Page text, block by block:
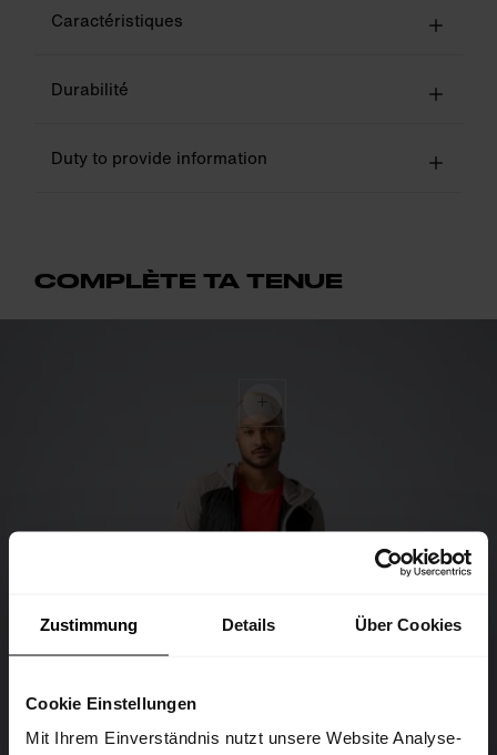
Zustimmung Details Über Cookies
Cookie Einstellungen
Mit Ihrem Einverständnis nutzt unsere Website Analyse-
Caractéristiques
Durabilité
Duty to provide information
COMPLÈTE TA TENUE